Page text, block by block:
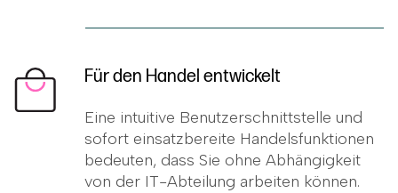
Für den Handel entwickelt
Eine intuitive Benutzerschnittstelle und
sofort einsatzbereite Handelsfunktionen
bedeuten, dass Sie ohne Abhängigkeit
von der IT-Abteilung arbeiten können.